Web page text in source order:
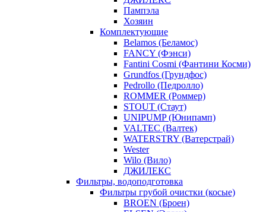
Пампэла
Хозяин
Комплектующие
Belamos (Беламос)
FANCY (Фэнси)
Fantini Cosmi (Фантини Косми)
Grundfos (Грундфос)
Pedrollo (Педролло)
ROMMER (Роммер)
STOUT (Стаут)
UNIPUMP (Юнипамп)
VALTEC (Валтек)
WATERSTRY (Ватерстрай)
Wester
Wilo (Вило)
ДЖИЛЕКС
Фильтры, водоподготовка
Фильтры грубой очистки (косые)
BROEN (Броен)